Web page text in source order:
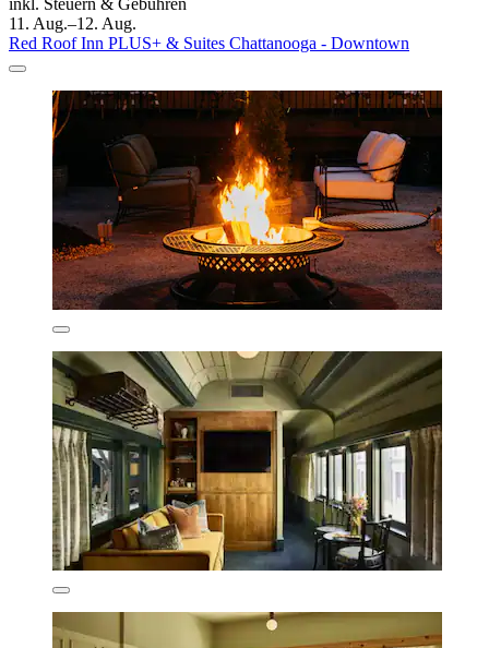
11. Aug.–12. Aug.
Red Roof Inn PLUS+ & Suites Chattanooga - Downtown